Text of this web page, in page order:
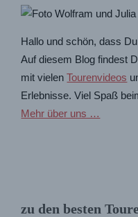
Hallo und schön, dass
Auf diesem Blog findest
mit vielenTourenvideos
Erlebnisse. Viel Spaß
Mehr über uns …
zu den besten